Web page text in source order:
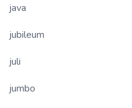
java
jubileum
juli
jumbo